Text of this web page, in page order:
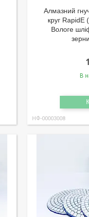
Алмазний
круг RapidE
Вологе
В
НФ-00003008